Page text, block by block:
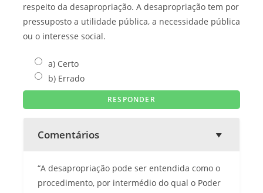
respeito da desapropriação. A desapropriação tem por
pressuposto a utilidade pública, a necessidade pública
ou o interesse social.
a) Certo
b) Errado
Comentários
“A desapropriação pode ser entendida como o
procedimento, por intermédio do qual o Poder